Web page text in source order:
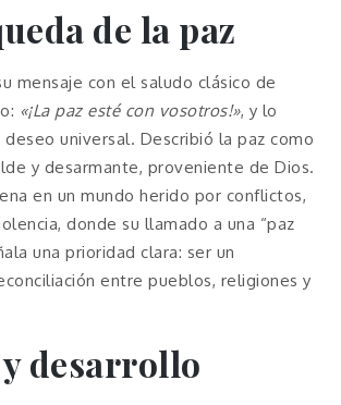
de la paz
mensaje con el saludo clásico de
«¡La paz esté con vosotros!», y lo
universal. Describió la paz como
y desarmante, proveniente de Dios.
en un mundo herido por conflictos,
donde su llamado a una “paz
una prioridad clara: ser un
entre pueblos, religiones y
desarrollo